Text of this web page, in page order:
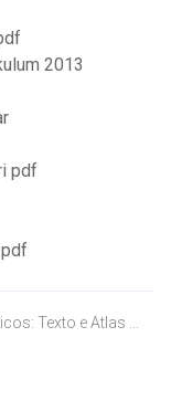
2013
pdf
Texto e Atlas ...